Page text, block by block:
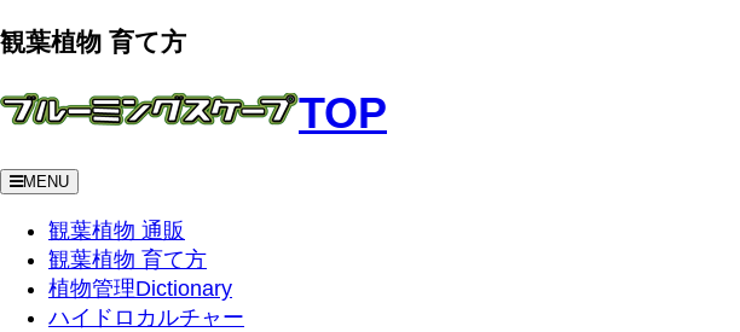
観葉植物 育て方
TOP
MENU
観葉植物 通販
観葉植物 育て方
植物管理Dictionary
ハイドロカルチャー